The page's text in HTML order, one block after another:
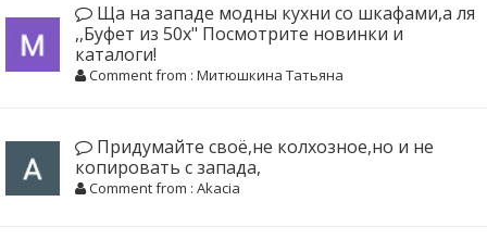
Ща на западе модны кухни со шкафами,а ля
,,Буфет из 50х" Посмотрите новинки и
каталоги!
Comment from : Митюшкина Татьяна
Придумайте своё,не колхозное,но и не
копировать с запада,
Comment from : Akacia